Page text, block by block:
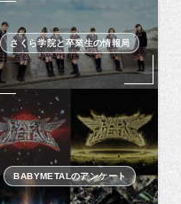
さくら学院と卒業生の情報局
BABYMETALのアンケート